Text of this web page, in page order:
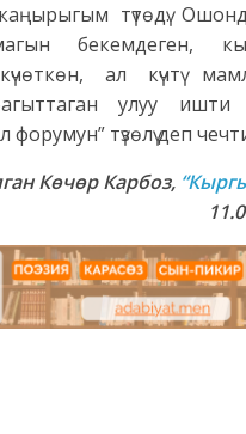
түтөдү.
бекемдеген,
ал күчтү
улуу ишти
форумун” түзөлү деп
Көчөр Карбоз,